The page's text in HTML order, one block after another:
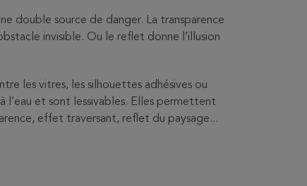
double source de danger. La transparence
invisible. Ou le reflet donne l’illusion
les vitres, les silhouettes adhésives ou
et sont lessivables. Elles permettent
effet traversant, reflet du paysage...